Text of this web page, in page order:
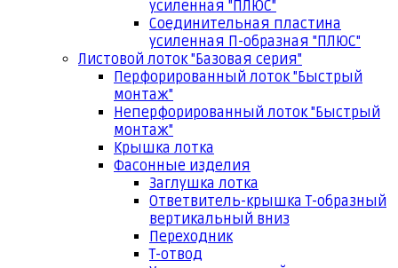
усиленная "ПЛЮС"
Соединительная пластина
усиленная П-образная "ПЛЮС"
Листовой лоток "Базовая серия"
Перфорированный лоток "Быстрый
монтаж"
Неперфорированный лоток "Быстрый
монтаж"
Крышка лотка
Фасонные изделия
Заглушка лотка
Ответвитель-крышка Т-образный
вертикальный вниз
Переходник
Т-отвод